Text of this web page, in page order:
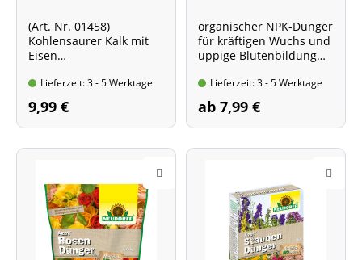
(Art. Nr. 01458)
Kohlensaurer Kalk mit
Eisen
Bodenbakterien
erhöht den pH-Wert
saurer Rasenböden
Inhalt 5 kg
Lieferzeit: 3 - 5 Werktage
9,99 €
organischer NPK-Dünger
für kräftigen Wuchs und
üppige Blütenbildung
Packungsgrößen *
Lieferzeit: 3 - 5 Werktage
ab 7,99 €